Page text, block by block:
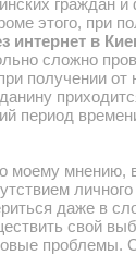
граждан
этого, при
интернет в
сложно
получении от
период
мнению,
даже в
свой
проблемы.